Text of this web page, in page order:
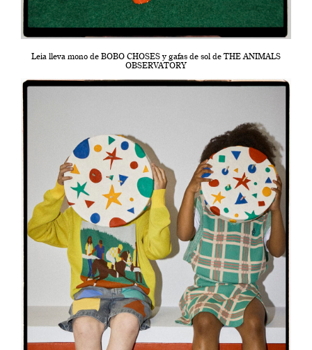
Leia lleva mono de BOBO CHOSES y gafas de sol de THE ANIMALS
OBSERVATORY